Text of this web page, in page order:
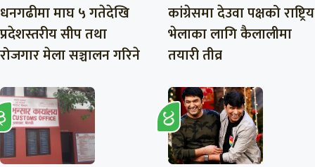
धनगढीमा माघ ५ गतेदेखि
प्रदेशस्तरीय सीप तथा
रोजगार मेला सञ्चालन गरिने
कांग्रेसमा देउवा पक्षको राष्ट्रिय
भेलाका लागि कैलालीमा
तयारी तीव्र